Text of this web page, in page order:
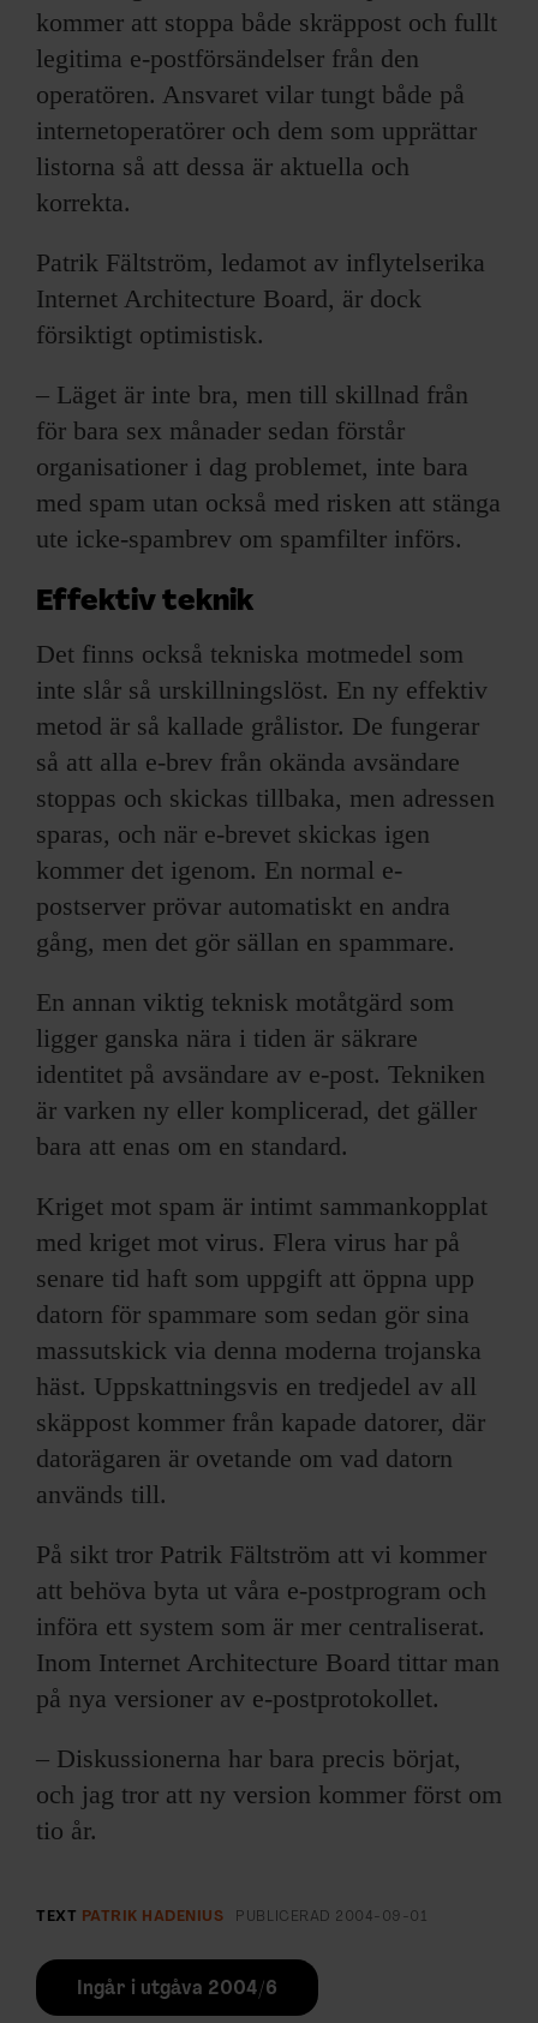
kommer att stoppa både skräppost och fullt
legitima e-postförsändelser från den
operatören. Ansvaret vilar tungt både på
internetoperatörer och dem som upprättar
listorna så att dessa är aktuella och
korrekta.
Patrik Fältström, ledamot av inflytelserika
Internet Architecture Board, är dock
försiktigt optimistisk.
– Läget är inte bra, men till skillnad från
för bara sex månader sedan förstår
organisationer i dag problemet, inte bara
med spam utan också med risken att stänga
ute icke-spambrev om spamfilter införs.
Effektiv teknik
Det finns också tekniska motmedel som
inte slår så urskillningslöst. En ny effektiv
metod är så kallade grålistor. De fungerar
så att alla e-brev från okända avsändare
stoppas och skickas tillbaka, men adressen
sparas, och när e-brevet skickas igen
kommer det igenom. En normal e-
postserver prövar automatiskt en andra
gång, men det gör sällan en spammare.
En annan viktig teknisk motåtgärd som
ligger ganska nära i tiden är säkrare
identitet på avsändare av e-post. Tekniken
är varken ny eller komplicerad, det gäller
bara att enas om en standard.
Kriget mot spam är intimt sammankopplat
med kriget mot virus. Flera virus har på
senare tid haft som uppgift att öppna upp
datorn för spammare som sedan gör sina
massutskick via denna moderna trojanska
häst. Uppskattningsvis en tredjedel av all
skäppost kommer från kapade datorer, där
datorägaren är ovetande om vad datorn
används till.
På sikt tror Patrik Fältström att vi kommer
att behöva byta ut våra e-postprogram och
införa ett system som är mer centraliserat.
Inom Internet Architecture Board tittar man
på nya versioner av e-postprotokollet.
– Diskussionerna har bara precis börjat,
och jag tror att ny version kommer först om
tio år.
TEXT PATRIK HADENIUS PUBLICERAD 2004-09-01
Ingår i utgåva 2004/6